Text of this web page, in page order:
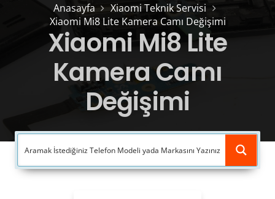
Anasayfa
Xiaomi Teknik Servisi
Xiaomi Mi8 Lite Kamera Camı Değişimi
Xiaomi Mi8 Lite
Kamera Camı
Değişimi